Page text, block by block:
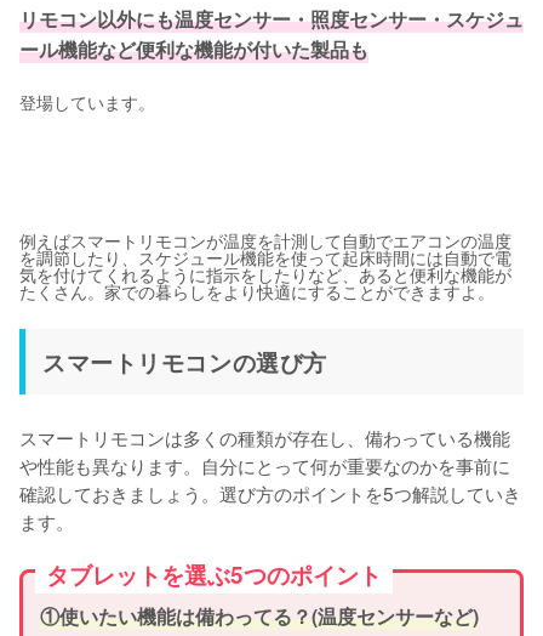
リモコン以外にも温度センサー・照度センサー・スケジュ
ール機能など便利な機能が付いた製品も
登場しています。
例えばスマートリモコンが温度を計測して自動でエアコンの温度
を調節したり、スケジュール機能を使って起床時間には自動で電
気を付けてくれるように指示をしたりなど、あると便利な機能が
たくさん。家での暮らしをより快適にすることができますよ。
スマートリモコンの選び方
スマートリモコンは多くの種類が存在し、備わっている機能
や性能も異なります。自分にとって何が重要なのかを事前に
確認しておきましょう。選び方のポイントを5つ解説していき
ます。
タブレットを選ぶ5つのポイント
①使いたい機能は備わってる？(温度センサーなど)